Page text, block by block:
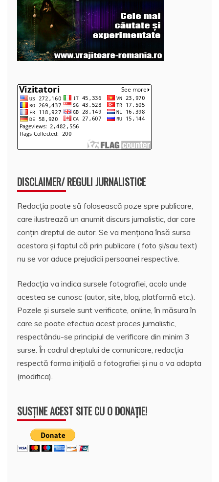
DISCLAIMER/ REGULI JURNALISTICE
Redacția poate să folosească poze spre publicare,
care ilustrează un anumit discurs jurnalistic, dar care
conțin dreptul de autor. Se va menționa însă sursa
acestora și faptul că prin publicare ( foto și/sau text)
nu se vor aduce prejudicii persoanei respective.
Redacția va indica sursele fotografiei, acolo unde
acestea se cunosc (autor, site, blog, platformă etc.).
Pozele și sursele sunt verificate, online, în măsura în
care se poate efectua acest proces jurnalistic,
respectându-se principiul de verificare din minim 3
surse. În cadrul dreptului de comunicare, redacția
respectă forma inițială a fotografiei și nu o va adapta
(modifica).
SUSȚINE ACEST SITE CU O DONAȚIE!